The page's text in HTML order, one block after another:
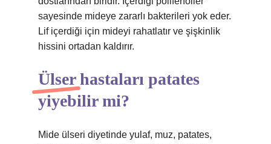
sayesinde mideye zararlı bakterileri yok eder.
Lif içerdiği için mideyi rahatlatır ve şişkinlik
hissini ortadan kaldırır.
Ülser hastaları patates
yiyebilir mi?
Mide ülseri diyetinde yulaf, muz, patates,